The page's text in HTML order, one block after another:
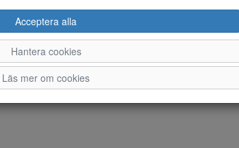
Acceptera alla
Hantera cookies
Läs mer om cookies